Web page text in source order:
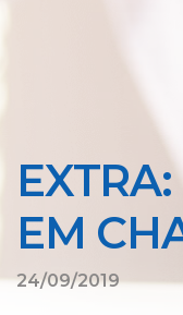
EM
24/09/2019